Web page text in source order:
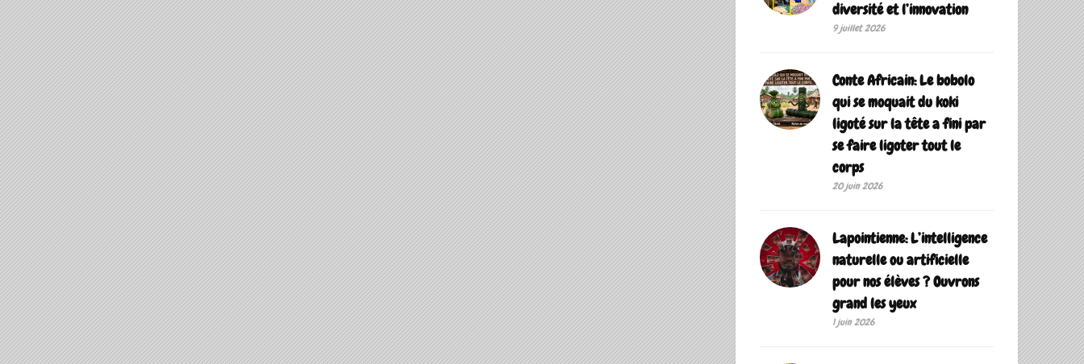
diversité et l’innovation
9 juillet 2026
Conte Africain: Le bobolo
qui se moquait du koki
ligoté sur la tête a fini par
se faire ligoter tout le
corps
20 juin 2026
Lapointienne: L’intelligence
naturelle ou artificielle
pour nos élèves ? Ouvrons
grand les yeux
1 juin 2026